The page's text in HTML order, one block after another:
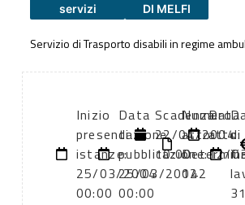
servizi
DI MELFI
Servizio di Trasporto disabili in regime
Inizio
presentazione
istanze:
25/03/2004
00:00
Data
di
pubblicazione:
25/03/2004
00:00
Scadenza:
22/04/2004
10:00
Numero
atto:
122
Data
atto:
12/
di